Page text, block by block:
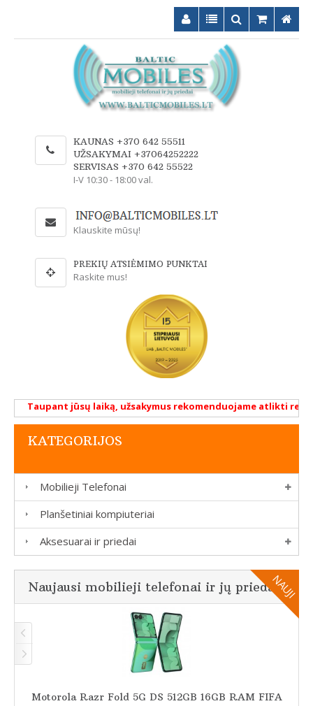
KAUNAS +370 642 55511
UŽSAKYMAI +37064252222
SERVISAS +370 642 55522
I-V 10:30 - 18:00 val.
Klauskite mūsų!
PREKIŲ ATSIĖMIMO PUNKTAI
Raskite mus!
Taupant jūsų laiką, užsakymus rekomenduojame atlikti
KATEGORIJOS
Mobilieji Telefonai
Planšetiniai kompiuteriai
Aksesuarai ir priedai
Naujausi mobilieji telefonai ir jų priedai
Motorola Razr Fold 5G DS 512GB 16GB RAM FIFA